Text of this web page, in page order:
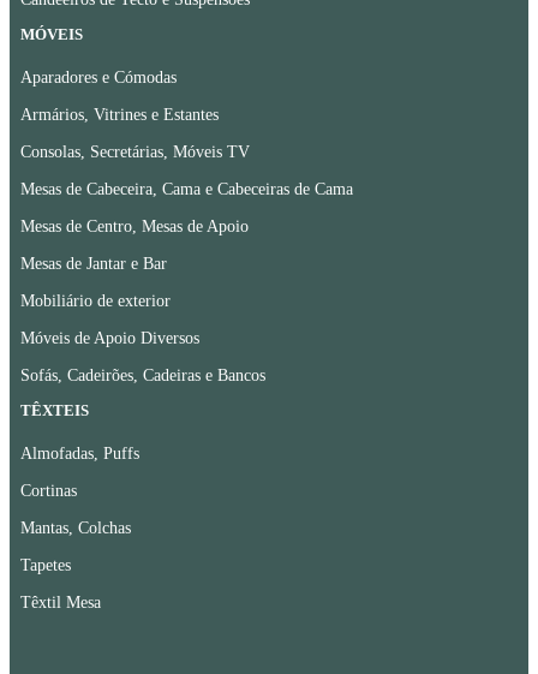
MÓVEIS
Aparadores e Cómodas
Armários, Vitrines e Estantes
Consolas, Secretárias, Móveis TV
Mesas de Cabeceira, Cama e Cabeceiras de Cama
Mesas de Centro, Mesas de Apoio
Mesas de Jantar e Bar
Mobiliário de exterior
Móveis de Apoio Diversos
Sofás, Cadeirões, Cadeiras e Bancos
TÊXTEIS
Almofadas, Puffs
Cortinas
Mantas, Colchas
Tapetes
Têxtil Mesa